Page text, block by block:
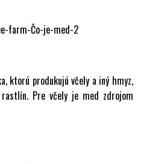
ktorú produkujú včely a iný hmyz,
Pre včely je med zdrojom